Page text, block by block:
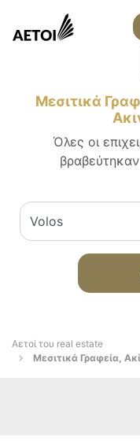
Μεσιτικά
Όλες οι
Αετοί του real estate
Μεσιτικά Γραφεία,